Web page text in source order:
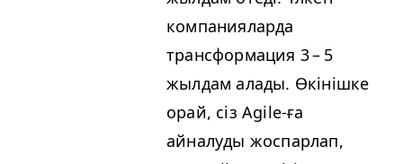
компанияларда
трансформация 3 – 5
жылдам алады. Өкінішке
орай, сіз Agile-ға
айналуды жоспарлап,